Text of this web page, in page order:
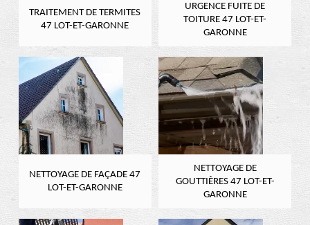
TRAITEMENT DE TERMITES
47 LOT-ET-GARONNE
URGENCE FUITE DE
TOITURE 47 LOT-ET-
GARONNE
NETTOYAGE DE FAÇADE 47
LOT-ET-GARONNE
NETTOYAGE DE
GOUTTIÈRES 47 LOT-ET-
GARONNE